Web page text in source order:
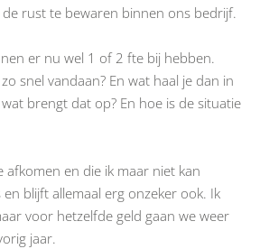
rust te bewaren binnen ons bedrijf.
er nu wel 1 of 2 fte bij hebben.
snel vandaan? En wat haal je dan in
brengt dat op? En hoe is de situatie
afkomen en die ik maar niet kan
blijft allemaal erg onzeker ook. Ik
voor hetzelfde geld gaan we weer
jaar.